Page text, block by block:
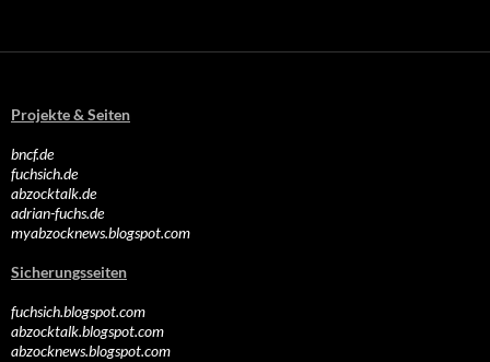
Projekte & Seiten
bncf.de
fuchsich.de
abzocktalk.de
adrian-fuchs.de
myabzocknews.blogspot.com
Sicherungsseiten
fuchsich.blogspot.com
abzocktalk.blogspot.com
abzocknews.blogspot.com